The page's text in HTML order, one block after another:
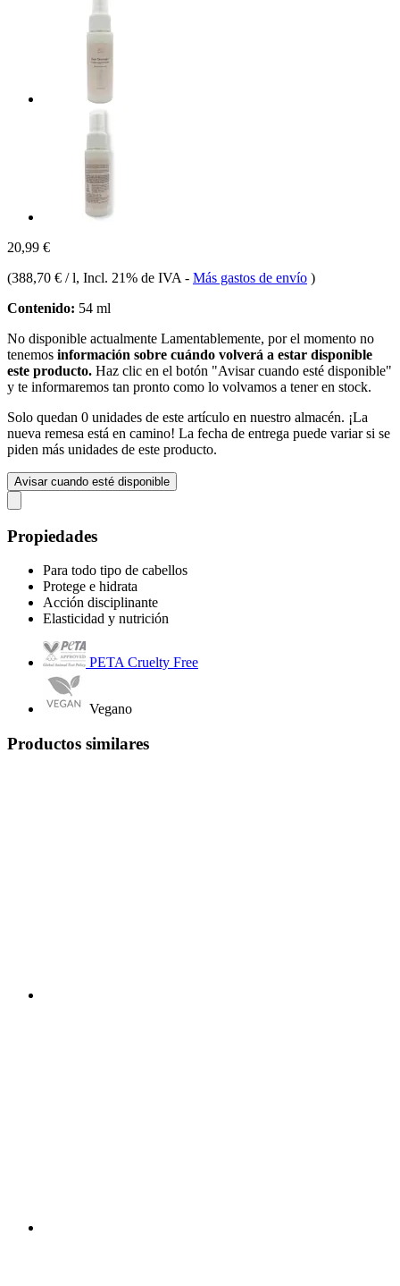
20,99 €
(388,70 € / l, Incl. 21% de IVA - Más gastos de envío )
Contenido: 54 ml
No disponible actualmente Lamentablemente, por el momento no
tenemos información sobre cuándo volverá a estar disponible
este producto. Haz clic en el botón "Avisar cuando esté disponible"
y te informaremos tan pronto como lo volvamos a tener en stock.
Solo quedan 0 unidades de este artículo en nuestro almacén. ¡La
nueva remesa está en camino! La fecha de entrega puede variar si se
piden más unidades de este producto.
Avisar cuando esté disponible
Propiedades
Para todo tipo de cabellos
Protege e hidrata
Acción disciplinante
Elasticidad y nutrición
PETA Cruelty Free
Vegano
Productos similares